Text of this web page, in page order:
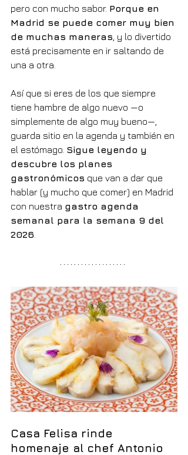
pero con mucho sabor. Porque en
Madrid se puede comer muy bien
de muchas maneras , y lo divertido
está precisamente en ir saltando de
una a otra.
Así que si eres de los que siempre
tiene hambre de algo nuevo —o
simplemente de algo muy bueno—,
guarda sitio en la agenda y también en
el estómago. Sigue leyendo y
descubre los planes
gastronómicos que van a dar que
hablar (y mucho que comer) en Madrid
con nuestra gastro agenda
semanal para la semana 9 del
2026
Casa Felisa rinde
homenaje al chef Antonio